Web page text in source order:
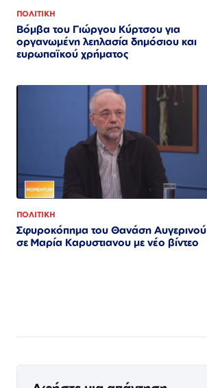
ΠΟΛΙΤΙΚΗ
Βόμβα του Γιώργου Κύρτσου για
οργανωμένη λεηλασία δημόσιου και
ευρωπαϊκού χρήματος
ΠΟΛΙΤΙΚΗ
Σφυροκόπημα του Θανάση Αυγερινού
σε Μαρία Καρυστιανου με νέο βίντεο